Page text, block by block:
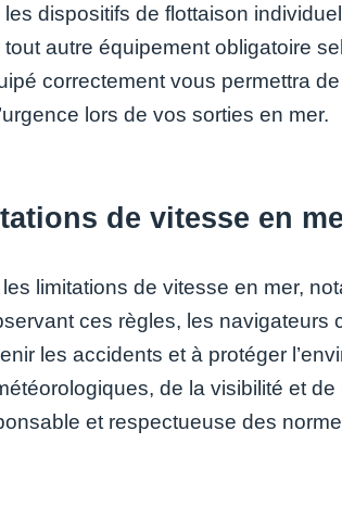
les dispositifs de flottaison
autre équipement obligatoire
correctement vous permettra
lors de vos sorties en mer.
de vitesse en
limitations de vitesse en mer,
ces règles, les navigateurs
les accidents et à protéger
de la visibilité et
et respectueuse des